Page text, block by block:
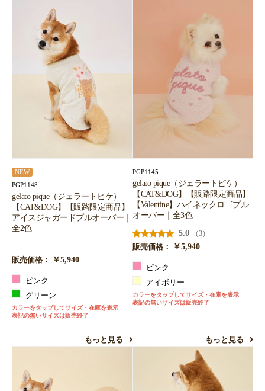
NEW
PGP1148
gelato pique（ジェラートピケ）
【CAT&DOG】【販路限定商品】
アイスジャガードプルオーバー｜
全2色
販売価格： ￥5,940
ピンク
グリーン
カラーをタップしてサイズ・在庫を表示
表記の無いサイズは販売終了
もっと見る
PGP1145
gelato pique（ジェラートピケ）
【CAT&DOG】【販路限定商品】
【Valentine】ハイネックロゴプル
オーバー｜全3色
5.0
（3）
販売価格：
￥5,940
ピンク
アイボリー
カラーをタップしてサイズ・在庫を表示
表記の無いサイズは販売終了
もっと見る